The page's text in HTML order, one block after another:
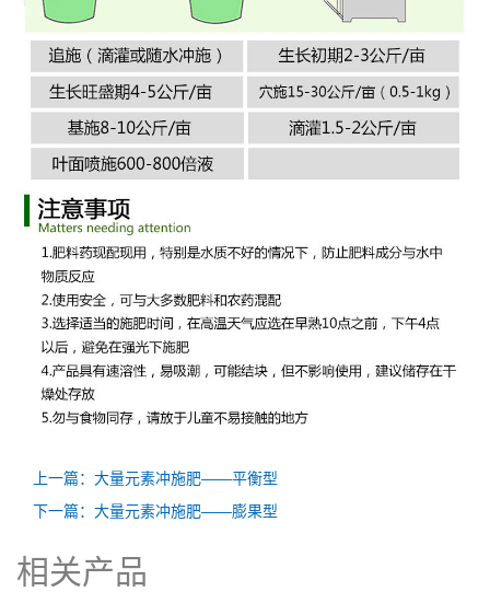
上一篇：大量元素冲施肥——平衡型
下一篇：大量元素冲施肥——膨果型
相关产品